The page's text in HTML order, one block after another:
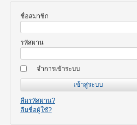
ชื่อสมาชิก
รหัสผ่าน
จำการเข้าระบบ
ลืมรหัสผ่าน?
ลืมชื่อผู้ใช้?